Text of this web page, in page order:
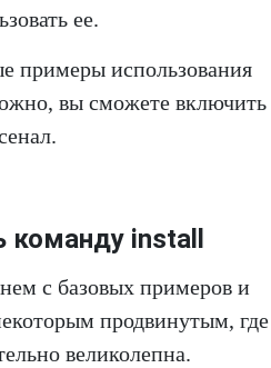
ее.
примеры использования
вы сможете включить
команду install
с базовых примеров и
продвинутым, где
великолепна.